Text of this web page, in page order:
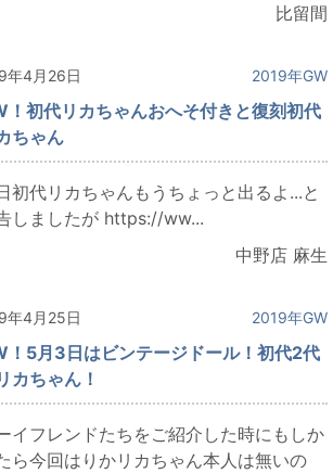
比留間
年4月26日 2019年GW
！初代リカちゃんおへそ付きと復刻初代
ちゃん
初代リカちゃんもうちょっと出るよ...と
しましたが https://ww...
中野店 麻生
年4月25日 2019年GW
！5月3日はビンテージドール！初代2代
カちゃん！
イフレンドたちをご紹介した時にもしか
ら今回はりかリカちゃん本人は無いの